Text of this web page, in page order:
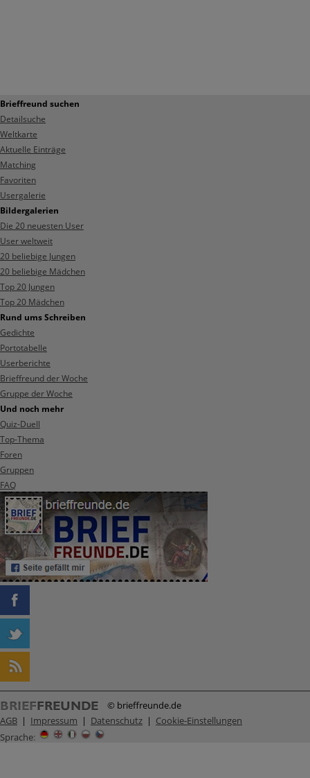
Brieffreund suchen
Detailsuche
Weltkarte
Aktuelle Einträge
Matching
Favoriten
Usergalerie
Bildergalerien
Die 20 neuesten User
User weltweit
20 beliebige Jungen
20 beliebige Mädchen
Top 20 Jungen
Top 20 Mädchen
Rund ums Schreiben
Gedichte
Portotabelle
Userberichte
Brieffreund der Woche
Gruppe der Woche
Und noch mehr
Quiz-Duell
Top-Thema
Foren
Gruppen
FAQ
© brieffreunde.de
AGB | Impressum | Datenschutz | Cookie-Einstellungen
Sprache: